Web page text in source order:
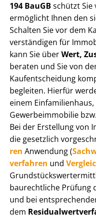
194 BauGB schützt Sie
ermöglicht Ihnen den
Schalten Sie vor dem
ver­stän­di­gen für
kann Sie überWert,
beraten und Sie von
Kauf­ent­schei­dung
begleiten. Hierfür
einem
Ge­wer­be­im­mo­bi­lie
Bei der Erstellung von
die gesetzlich
ren Anwendung (
ver­fah­ren und
baurechtliche Prüfung
und bei
dem